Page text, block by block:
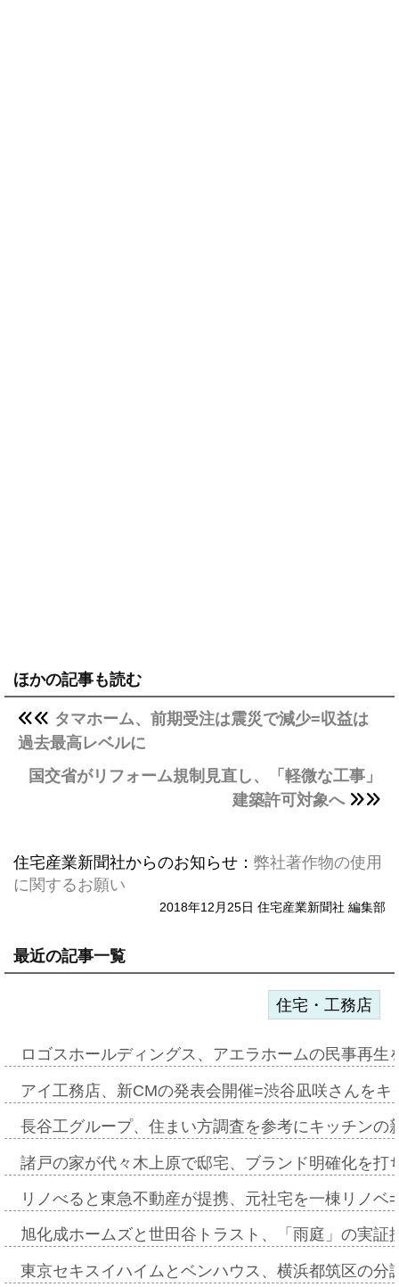
ほかの記事も読む
タマホーム、前期受注は震災で減少=収益は
過去最高レベルに
国交省がリフォーム規制見直し、「軽微な工事」
建築許可対象へ
住宅産業新聞社からのお知らせ： 弊社著作物の使用
に関するお願い
2018年12月25日 住宅産業新聞社 編集部
最近の記事一覧
住宅・工務店
ロゴスホールディングス、アエラホームの民事再
アイ工務店、新CMの発表会開催=渋谷凪咲さんを
長谷工グループ、住まい方調査を参考にキッチン
諸戸の家が代々木上原で邸宅、ブランド明確化を
リノべると東急不動産が提携、元社宅を一棟リノ
旭化成ホームズと世田谷トラスト、「雨庭」の実
東京セキスイハイムとベンハウス、横浜都筑区の